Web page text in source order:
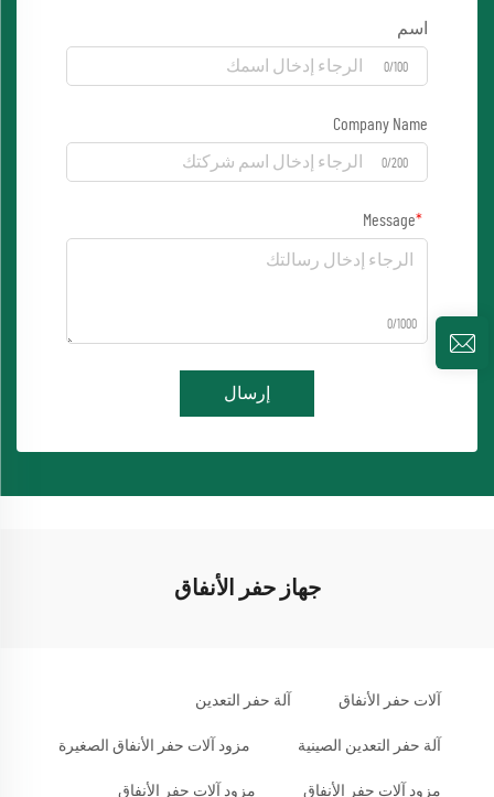
اسم
0/100
Company Name
0/200
Message
0/1000
إرسال
جهاز حفر الأنفاق
آلات حفر الأنفاق آلة حفر التعدين
آلة حفر التعدين الصينية مزود آلات حفر الأنفاق الصغيرة
مزود آلات حفر الأنفاق مزود آلات حفر الأنفاق